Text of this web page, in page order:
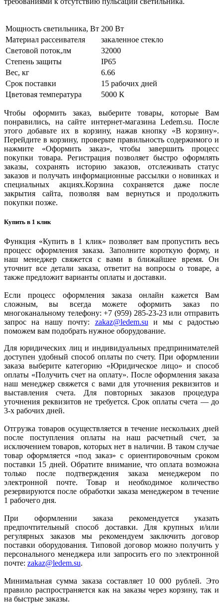
Мощность светильника, Вт 200 Вт
Материал рассеивателя
закаленное стекло
Световой поток,лм
32000
Степень защиты
IP65
Вес, кг
6.66
Срок поставки
15 рабочих дней
Цветовая температура
5000 К
Чтобы оформить заказ, выберите товары, которые Вам
понравились, на сайте интернет-магазина Ledem.su. После
этого добавьте их в корзину, нажав кнопку «В корзину».
Перейдите в корзину, проверьте правильность содержимого и
нажмите «Оформить заказ», чтобы завершить процесс
покупки товара. Регистрация позволяет быстро оформлять
заказы, сохранять историю заказов, отслеживать статус
заказов и получать информационные рассылки о новинках и
специальных акциях.Корзина сохраняется даже после
закрытия сайта, позволяя вам вернуться и продолжить
покупки позже.
Купить в 1 клик
Функция «Купить в 1 клик» позволяет вам пропустить весь
процесс оформления заказа. Заполните короткую форму, и
наш менеджер свяжется с вами в ближайшее время. Он
уточнит все детали заказа, ответит на вопросы о товаре, а
также предложит варианты оплаты и доставки.
Если процесс оформления заказа онлайн кажется Вам
сложным, вы всегда можете оформить заказ по
многоканальному телефону: +7 (959) 285-23-23 или отправить
запрос на нашу почту: zakaz@ledem.su и мы с радостью
поможем вам подобрать нужное оборудование.
Для юридических лиц и индивидуальных предпринимателей
доступен удобный способ оплаты по счету. При оформлении
заказа выберите категорию «Юридическое лицо» и способ
оплаты «Получить счет на оплату». После оформления заказа
наш менеджер свяжется с вами для уточнения реквизитов и
выставления счета. Для повторных заказов процедура
уточнения реквизитов не требуется. Срок оплаты счета — до
3-х рабочих дней.
Отгрузка товаров осуществляется в течение нескольких дней
после поступления оплаты на наш расчетный счет, за
исключением товаров, которых нет в наличии. В таком случае
товар оформляется «под заказ» с ориентировочным сроком
поставки 15 дней. Обратите внимание, что оплата возможна
только после подтверждения заказа менеджером по
электронной почте. Товар и необходимое количество
резервируются после обработки заказа менеджером в течение
1 рабочего дня.
При оформлении заказа рекомендуется указать
предпочтительный способ доставки. Для крупных и/или
регулярных заказов мы рекомендуем заключить договор
поставки оборудования. Типовой договор можно получить у
персонального менеджера или запросить его по электронной
почте: zakaz@ledem.su.
Минимальная сумма заказа составляет 10 000 рублей. Это
правило распространяется как на заказы через корзину, так и
на быстрые заказы.